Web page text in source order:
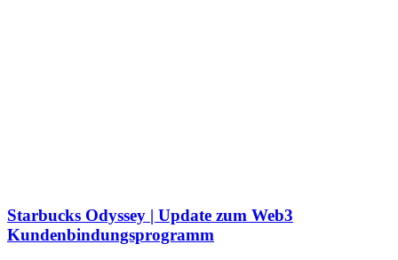
Starbucks Odyssey | Update zum Web3
Kundenbindungsprogramm